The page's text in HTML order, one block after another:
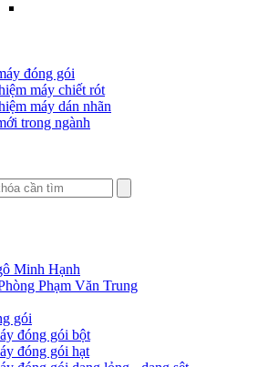
đóng gói
máy chiết rót
máy dán nhãn
trong ngành
Minh Hạnh
Phạm Văn Trung
gói
đóng gói bột
đóng gói hạt